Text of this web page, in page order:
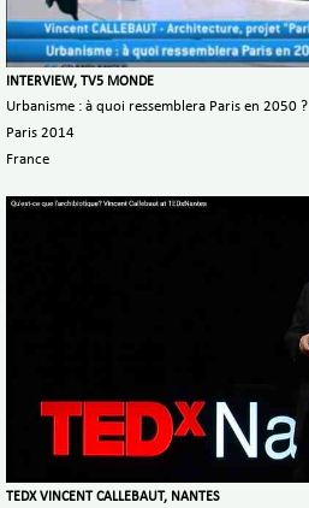
INTERVIEW, TV5 MONDE
Urbanisme : à quoi ressemblera Paris en 2050 ?
Paris 2014
France
TEDX VINCENT CALLEBAUT, NANTES